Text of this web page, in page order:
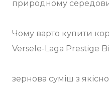
природному
Чому варто купити
Versele-Laga Prestige
зернова суміш з